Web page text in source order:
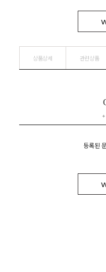
상품상세 관련상품
등록된